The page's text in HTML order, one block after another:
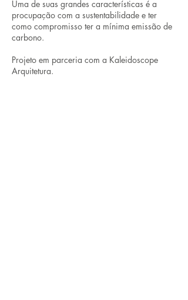
Uma de suas grandes características é a
procupação com a sustentabilidade e ter
como compromisso ter a mínima emissão de
carbono.
Projeto em parceria com a Kaleidoscope
Arquitetura.